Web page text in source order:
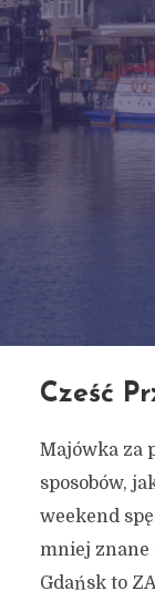
Cześć
Majówka za
sposobów,
weekend
mniej znane
Gdańsk to